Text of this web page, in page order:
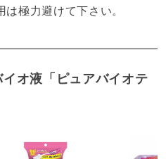
極力避けて下さい。
オ液「ピュアバイオテ